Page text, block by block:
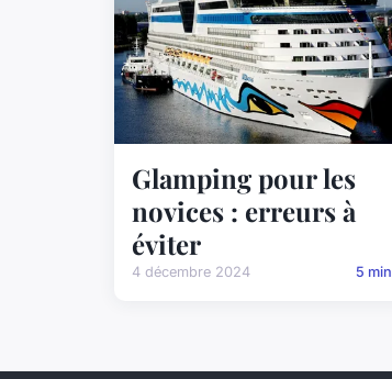
Glamping pour les
novices : erreurs à
éviter
4 décembre 2024 5 min